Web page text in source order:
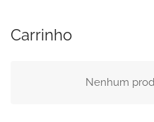
Carrinho
Nenhum